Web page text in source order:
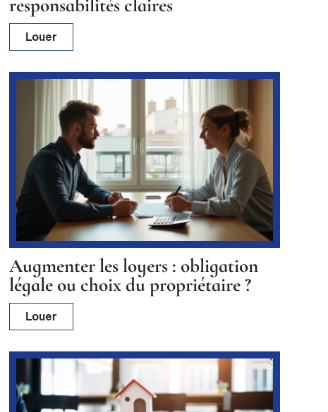
responsabilités claires
Louer
Augmenter les loyers : obligation
légale ou choix du propriétaire ?
Louer